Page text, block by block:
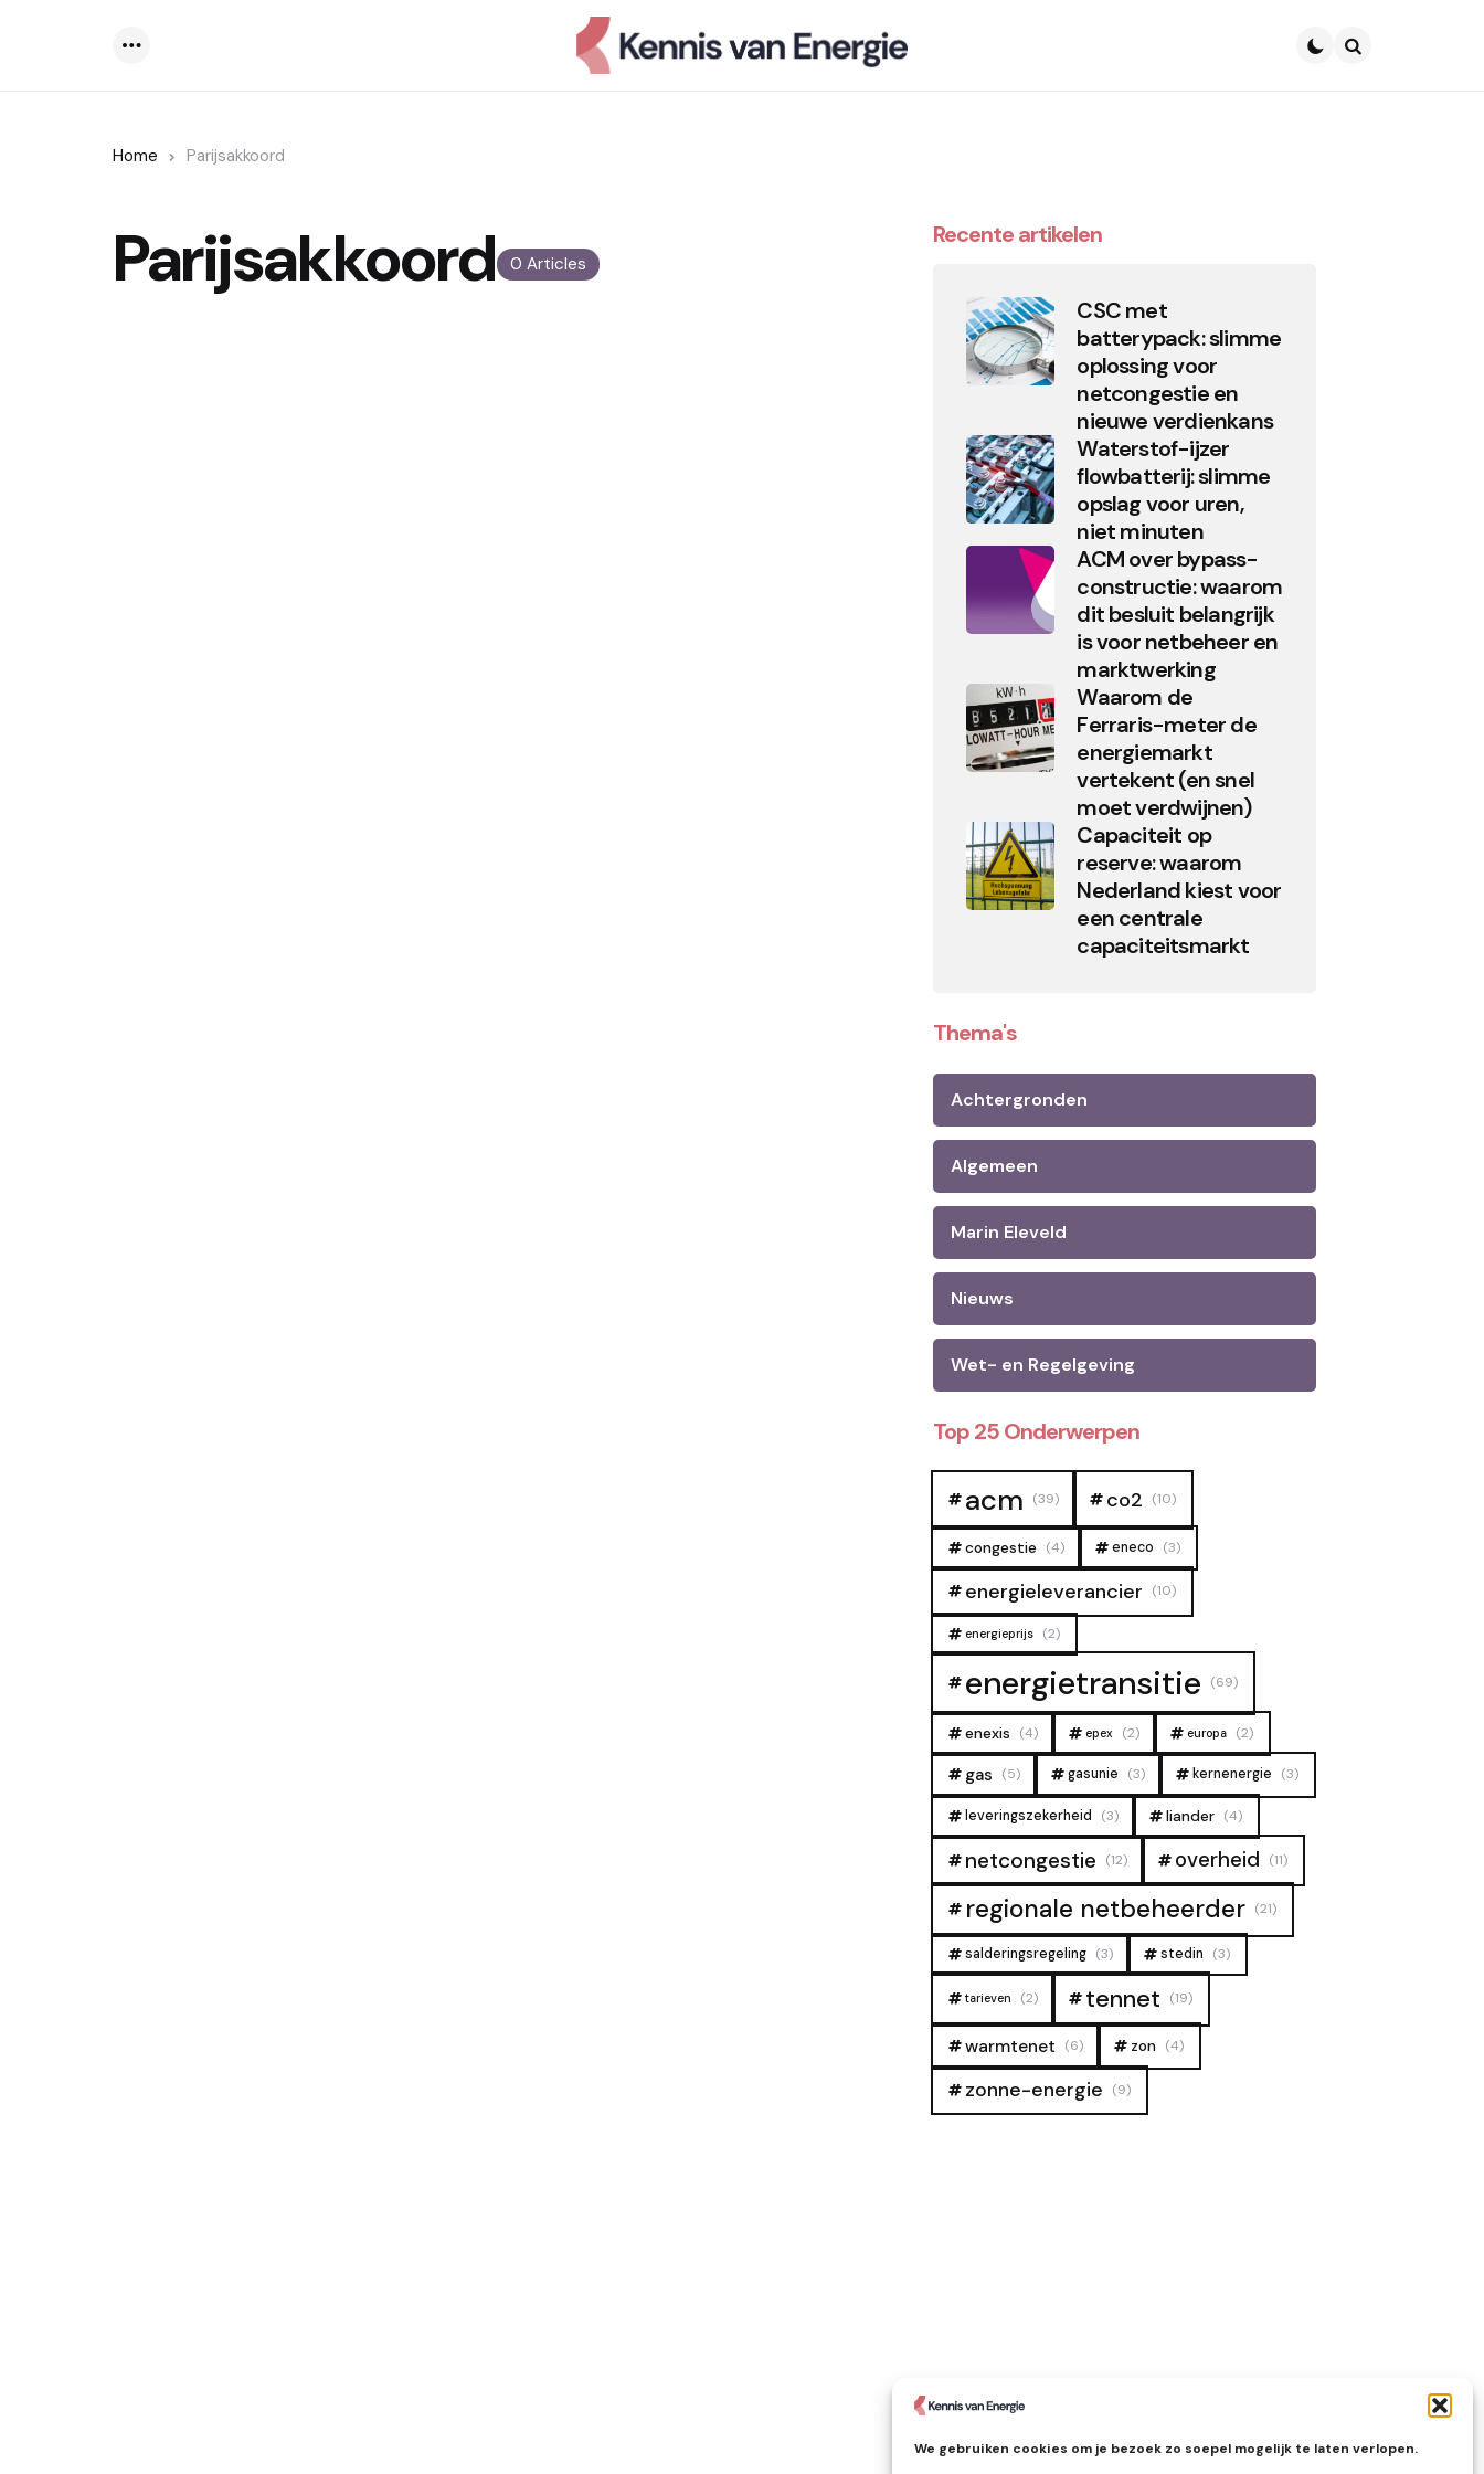
We gebruiken cookies om je bezoek zo soepel mogelijk te laten verlopen.
Home Parijsakkoord
0 Articles
Parijsakkoord Recente artikelen
CSC met
batterypack: slimme
oplossing voor
netcongestie en
nieuwe verdienkans
Waterstof-ijzer
flowbatterij: slimme
opslag voor uren,
niet minuten
ACM over bypass-
constructie: waarom
dit besluit belangrijk
is voor netbeheer en
marktwerking
Waarom de
Ferraris-meter de
energiemarkt
vertekent (en snel
moet verdwijnen)
Capaciteit op
reserve: waarom
Nederland kiest voor
een centrale
capaciteitsmarkt
Thema's
Achtergronden
Algemeen
Marin Eleveld
Nieuws
Wet- en Regelgeving
Top 25 Onderwerpen
acm (39) co2 (10)
congestie (4) eneco (3)
energieleverancier (10)
energieprijs (2)
energietransitie (69)
enexis (4) epex (2) europa (2)
gas (5) gasunie (3) kernenergie (3)
leveringszekerheid (3) liander (4)
netcongestie (12) overheid (11)
regionale netbeheerder (21)
salderingsregeling (3) stedin (3)
tarieven (2) tennet (19)
warmtenet (6) zon (4)
zonne-energie (9)